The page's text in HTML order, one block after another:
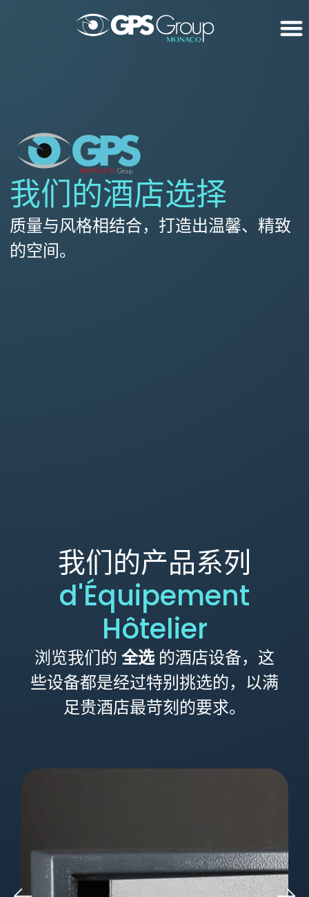
我们的酒店选择
质量与风格相结合，打造出温馨、精致
的空间。
我们的产品系列
d'Équipement
Hôtelier
浏览我们的 全选的酒店设备，这
些设备都是经过特别挑选的，以满
足贵酒店最苛刻的要求。